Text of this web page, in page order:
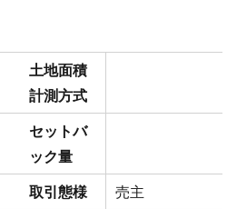
土地面積
計測方式
セットバ
ック量
取引態様
売主